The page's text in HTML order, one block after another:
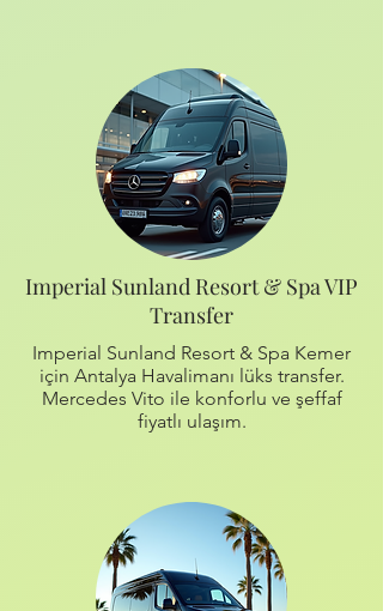
Imperial Sunland Resort & Spa VIP
Transfer
Imperial Sunland Resort & Spa Kemer
için Antalya Havalimanı lüks transfer.
Mercedes Vito ile konforlu ve şeffaf
fiyatlı ulaşım.